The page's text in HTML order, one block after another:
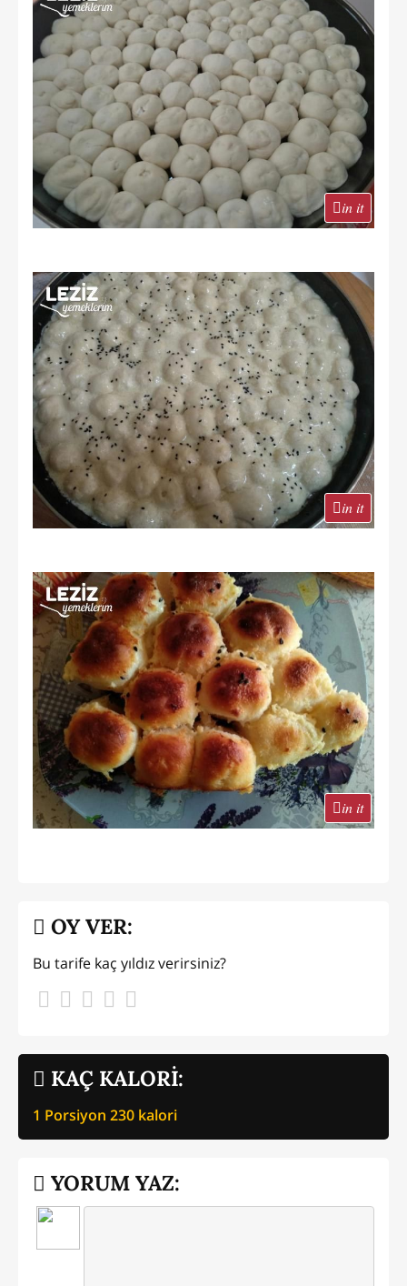
in it
in it
in it
KAÇ KALORİ:
1 Porsiyon 230 kalori
OY VER:
Bu tarife kaç yıldız verirsiniz?
YORUM YAZ: